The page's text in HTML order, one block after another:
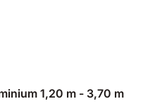
1,20 m - 3,70 m